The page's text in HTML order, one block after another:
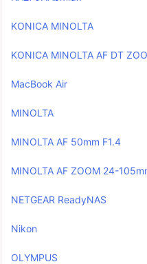
KONICA MINOLTA
KONICA MINOLTA AF DT
MacBook Air
MINOLTA
MINOLTA AF 50mm F1.4
MINOLTA AF ZOOM 24-
NETGEAR ReadyNAS
Nikon
OLYMPUS